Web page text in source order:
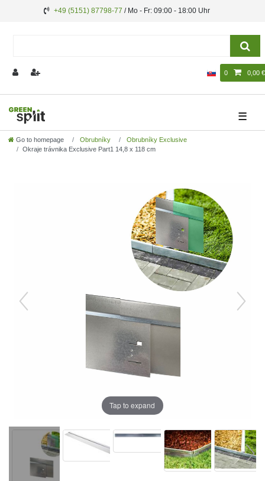
+49 (5151) 87798-77 / Mo - Fr: 09:00 - 18:00 Uhr
0 0,00 €
☰
Go to homepage Obrubníky
Obrubníky Exclusive
Okraje trávnika Exclusive Part1 14,8 x 118 cm
Tap to expand